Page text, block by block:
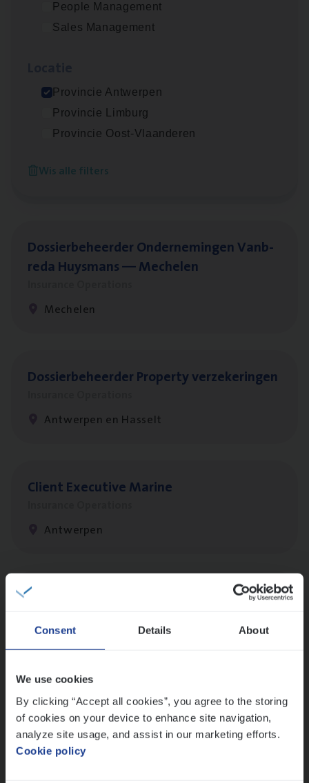
Consent Details About
We use cookies
By clicking “Accept all cookies”, you agree to the storing
of cookies on your device to enhance site navigation,
analyze site usage, and assist in our marketing efforts.
Cookie policy
People Management
Sales Management
Provincie Antwerpen
Provincie Limburg
Provincie Oost-Vlaanderen
Wis alle filters
(Agi­le)IT Pro­ject Manager
Dos­sier­be­heer­der Gewaar­borgd Inkomen
Antwerpen
Dos­sier­be­heer­der Onder­ne­min­gen Van­b­
re­da Huys­mans — Mechelen
Mechelen
Dos­sier­be­heer­der Pro­per­ty verzekeringen
Antwerpen en Hasselt
Client Exe­cu­ti­ve Marine
Antwerpen
Cus­to­mer Care Expert
Customer Services
Test Ana­lyst
IT, Change & Innovation